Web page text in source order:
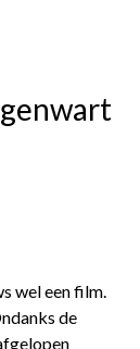
wel een film.
de